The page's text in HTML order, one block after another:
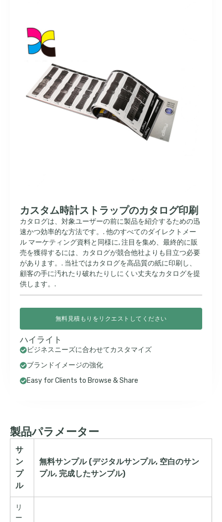
カスタム時計ストラップのカタログ印刷
カタログは、対象ユーザーの前に製品を紹介するための迅
速かつ効率的な方法です。. 他のすべてのダイレクトメー
ル マーケティング資料と同様に, 注目を集め、最終的に販
売を獲得するには、カタログが競合他社よりも目立つ必要
があります。. 当社ではカタログを高品質の紙に印刷し、
顧客の手に汚れたり破れたりしにくい丈夫なカタログを提
供します。.
無料見積もりをリクエストしてください
ハイライト
ビジネスニーズに合わせてカスタマイズ
ブランドイメージの強化
Easy for Clients to Browse & Share
製品パラメーター
サ
ン
プ
ル
無料サンプル (デジタルサンプル, 空白のサン
プル, 完成したサンプル)
リ
ー